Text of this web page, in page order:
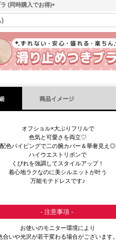
(同時購入でお得)
(
須
)
商品イメージ
オフショル×大ぶりフリルで
色気と可愛さを両立♡
配色パイピングで二の腕カバー＆華奢見え◎
ハイウエストリボンで
くびれを強調してスタイルアップ！
着心地ラクなのに美シルエットが叶う
万能モテドレスです♪
- 注意事項 -
お使いのモニター環境により
合いや光沢が若干変わる場合がございます。